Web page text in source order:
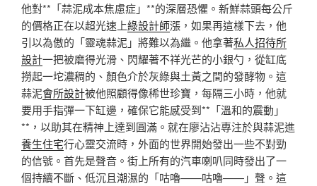
他對**「蒜泥成本焦慮症」**的深層恐懼。新鮮蒜頭每公斤
的價格正在以超光速上綠設計師漲，如果再這樣下去，他
引以為傲的「靈魂蒜泥」將難以為繼。他拿著私人招待所
設計一把被磨得光滑、閃耀著不祥光芒的小銀勺，從缸底
撈起一坨濃稠的、顏色介於灰綠與土黃之間的發酵物。這
蒜泥會所設計被他照顧得像稀世珍寶，每隔三小時，他就
要用手指彈一下缸邊，確保它能感受到**「溫和的震動」
**，以助其在精神上達到圓滿。就在廖沾沾專注於與蒜泥進
養生住宅行心靈交流時，外面的世界開始發出一些不對勁
的信號。首先是聲音。街上所有的汽車喇叭同時發出了一
個持續不斷、低沉且潮濕的「咕嚕——咕嚕——」聲。這